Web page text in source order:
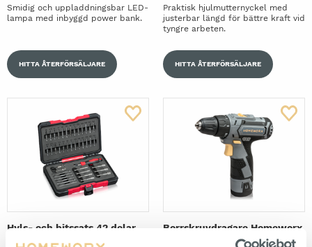
Smidig och uppladdningsbar LED-
lampa med inbyggd power bank.
HITTA ÅTERFÖRSÄLJARE
Praktisk hjulmutternyckel med
justerbar längd för bättre kraft vid
tyngre arbeten.
HITTA ÅTERFÖRSÄLJARE
Hyls- och bitssats 42 delar
Borrskruvdragare Homeworx